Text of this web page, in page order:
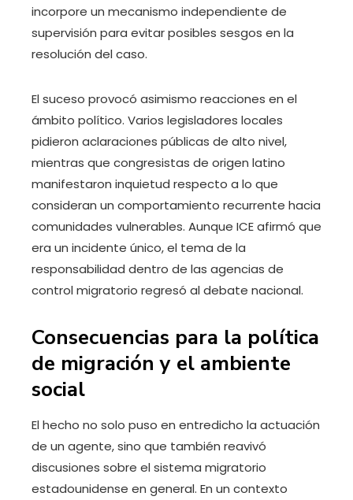
incorpore un mecanismo independiente de
supervisión para evitar posibles sesgos en la
resolución del caso.
El suceso provocó asimismo reacciones en el
ámbito político. Varios legisladores locales
pidieron aclaraciones públicas de alto nivel,
mientras que congresistas de origen latino
manifestaron inquietud respecto a lo que
consideran un comportamiento recurrente hacia
comunidades vulnerables. Aunque ICE afirmó que
era un incidente único, el tema de la
responsabilidad dentro de las agencias de
control migratorio regresó al debate nacional.
Consecuencias para la política
de migración y el ambiente
social
El hecho no solo puso en entredicho la actuación
de un agente, sino que también reavivó
discusiones sobre el sistema migratorio
estadounidense en general. En un contexto